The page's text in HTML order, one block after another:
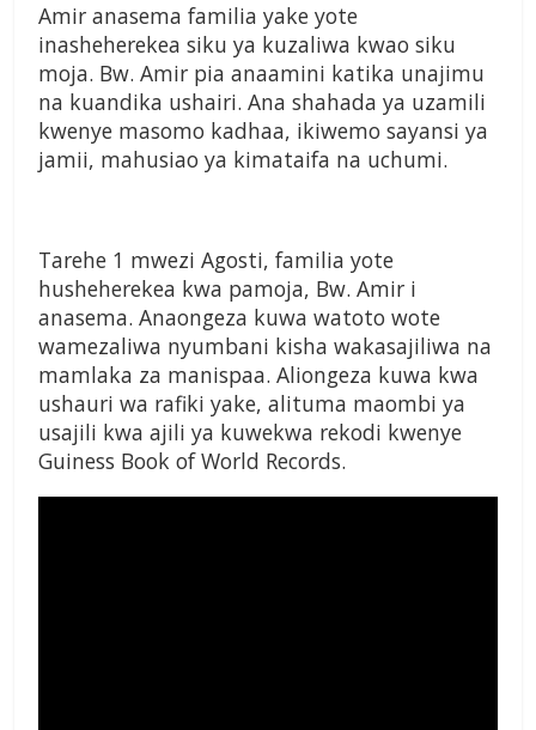
Amir anasema familia yake yote
inasheherekea siku ya kuzaliwa kwao siku
moja. Bw. Amir pia anaamini katika unajimu
na kuandika ushairi. Ana shahada ya uzamili
kwenye masomo kadhaa, ikiwemo sayansi ya
jamii, mahusiao ya kimataifa na uchumi.
Tarehe 1 mwezi Agosti, familia yote
husheherekea kwa pamoja, Bw. Amir i
anasema. Anaongeza kuwa watoto wote
wamezaliwa nyumbani kisha wakasajiliwa na
mamlaka za manispaa. Aliongeza kuwa kwa
ushauri wa rafiki yake, alituma maombi ya
usajili kwa ajili ya kuwekwa rekodi kwenye
Guiness Book of World Records.